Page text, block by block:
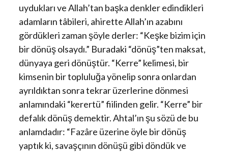
uydukları ve Allah’tan başka denkler edindikleri
adamların tâbileri, ahirette Allah’ın azabını
gördükleri zaman şöyle derler: “Keşke bizim için
bir dönüş olsaydı.” Buradaki “dönüş”ten maksat,
dünyaya geri dönüştür. “Kerre” kelimesi, bir
kimsenin bir topluluğa yönelip sonra onlardan
ayrıldıktan sonra tekrar üzerlerine dönmesi
anlamındaki “kerertü” fiilinden gelir. “Kerre” bir
defalık dönüş demektir. Ahtal’ın şu sözü de bu
anlamdadır: “Fazâre üzerine öyle bir dönüş
yaptık ki, savaşçının dönüşü gibi döndük ve